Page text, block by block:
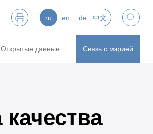
ru en de 中文
Открытые данные Связь с мэрией